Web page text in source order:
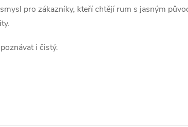
pro zákazníky, kteří chtějí rum s jasným
i čistý.